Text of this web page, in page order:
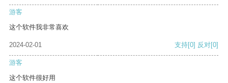
游客
这个软件我非常喜欢
2024-02-01 支持[0] 反对[0]
游客
这个软件很好用